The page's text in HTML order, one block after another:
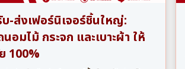
บ-ส่งเฟอร์นิเจอร์ชิ้นใหญ่:
อมไม้ กระจก และเบาะผ้า ให้
100%